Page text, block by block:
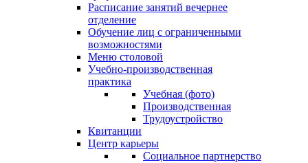
Расписание занятий вечернее
отделение
Обучение лиц с ограниченными
возможностями
Меню столовой
Учебно-производственная
практика
Учебная (фото)
Производственная
Трудоустройство
Квитанции
Центр карьеры
Социальное партнерство